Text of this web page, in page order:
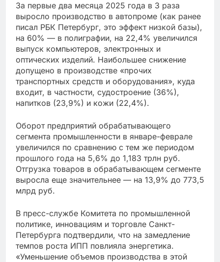
За первые два месяца 2025 года в 3 раза
выросло производство в автопроме (как ранее
писал РБК Петербург, это эффект низкой базы),
на 60% — в полиграфии, на 22,4% увеличился
выпуск компьютеров, электронных и
оптических изделий. Наибольшее снижение
допущено в производстве «прочих
транспортных средств и оборудования», куда
входит, в частности, судостроение (36%),
напитков (23,9%) и кожи (22,4%).
Оборот предприятий обрабатывающего
сегмента промышленности в январе-феврале
увеличился по сравнению с тем же периодом
прошлого года на 5,6% до 1,183 трлн руб.
Отгрузка товаров в обрабатывающем сегменте
выросла еще значительнее — на 13,9% до 773,5
млрд руб.
В пресс-службе Комитета по промышленной
политике, инновациям и торговле Санкт-
Петербурга подтвердили, что на замедление
темпов роста ИПП повлияла энергетика.
«Уменьшение объемов производства в этой